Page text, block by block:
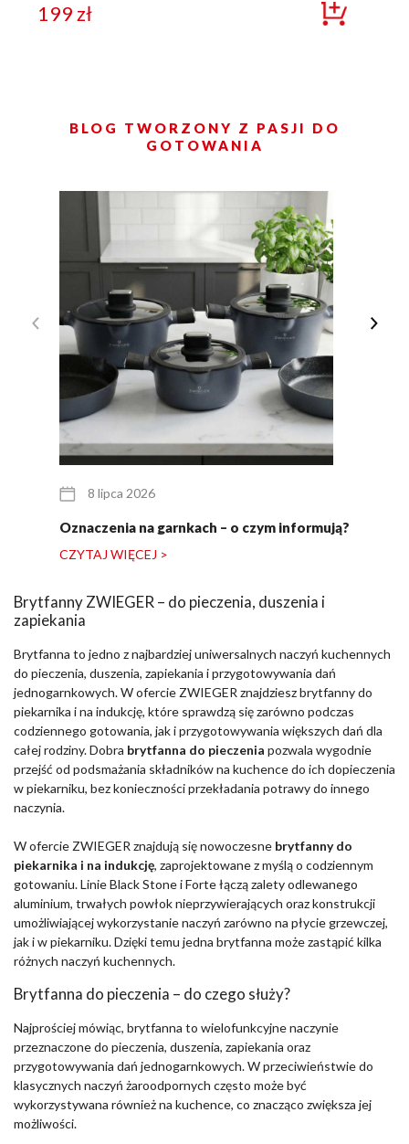
199zł
BLOG TWORZONY Z PASJI DO
GOTOWANIA
8 lipca 2026
Oznaczenia na garnkach – o czym informują?
CZYTAJ WIĘCEJ >
Brytfanny ZWIEGER – do pieczenia, duszenia i
zapiekania
Brytfanna to jedno z najbardziej uniwersalnych naczyń kuchennych
do pieczenia, duszenia, zapiekania i przygotowywania dań
jednogarnkowych. W ofercie ZWIEGER znajdziesz brytfanny do
piekarnika i na indukcję, które sprawdzą się zarówno podczas
codziennego gotowania, jak i przygotowywania większych dań dla
całej rodziny. Dobra brytfanna do pieczenia pozwala wygodnie
przejść od podsmażania składników na kuchence do ich dopieczenia
w piekarniku, bez konieczności przekładania potrawy do innego
naczynia.
W ofercie ZWIEGER znajdują się nowoczesne brytfanny do
piekarnika i na indukcję, zaprojektowane z myślą o codziennym
gotowaniu. Linie Black Stone i Forte łączą zalety odlewanego
aluminium, trwałych powłok nieprzywierających oraz konstrukcji
umożliwiającej wykorzystanie naczyń zarówno na płycie grzewczej,
jak i w piekarniku. Dzięki temu jedna brytfanna może zastąpić kilka
różnych naczyń kuchennych.
Brytfanna do pieczenia – do czego służy?
Najprościej mówiąc, brytfanna to wielofunkcyjne naczynie
przeznaczone do pieczenia, duszenia, zapiekania oraz
przygotowywania dań jednogarnkowych. W przeciwieństwie do
klasycznych naczyń żaroodpornych często może być
wykorzystywana również na kuchence, co znacząco zwiększa jej
możliwości.